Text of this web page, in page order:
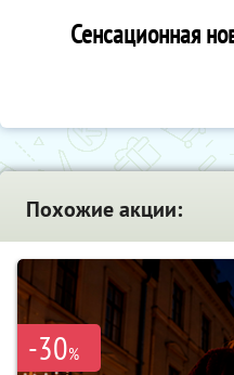
Сенсационная
Похожие акции:
-30%